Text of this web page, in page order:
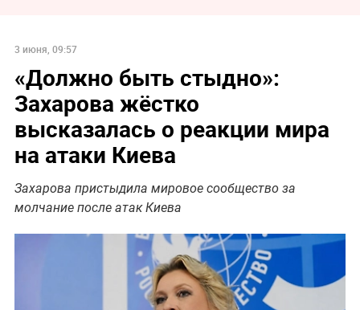
3 июня, 09:57
«Должно быть стыдно»:
Захарова жёстко
высказалась о реакции мира
на атаки Киева
Захарова пристыдила мировое сообщество за
молчание после атак Киева